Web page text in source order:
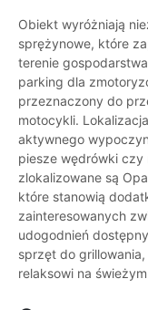
Obiekt wyróżniają
sprężynowe, które
terenie
parking dla
przeznaczony do
motocykli.
aktywnego
piesze wędrówki czy
zlokalizowane są
które stanowią
zainteresowanych
udogodnień
sprzęt do
relaksowi na